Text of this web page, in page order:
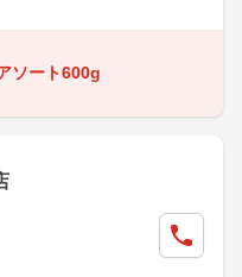
ソート600g